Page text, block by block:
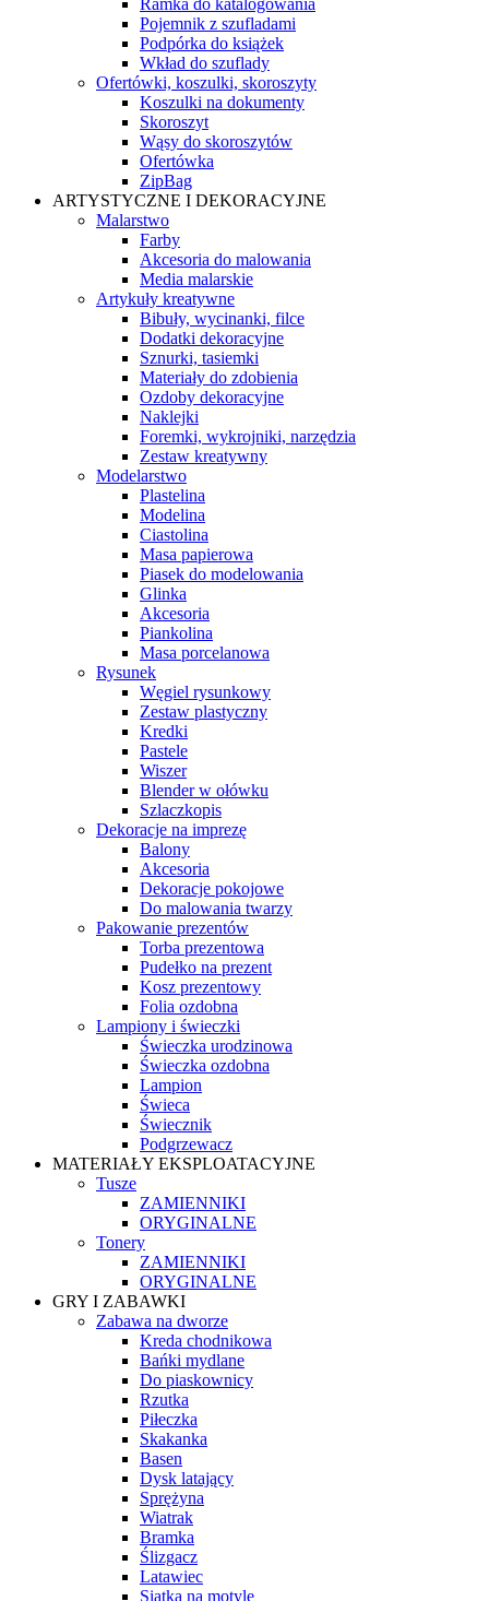
Ramka do katalogowania
Pojemnik z szufladami
Podpórka do książek
Wkład do szuflady
Ofertówki, koszulki, skoroszyty
Koszulki na dokumenty
Skoroszyt
Wąsy do skoroszytów
Ofertówka
ZipBag
ARTYSTYCZNE I DEKORACYJNE
Malarstwo
Farby
Akcesoria do malowania
Media malarskie
Artykuły kreatywne
Bibuły, wycinanki, filce
Dodatki dekoracyjne
Sznurki, tasiemki
Materiały do zdobienia
Ozdoby dekoracyjne
Naklejki
Foremki, wykrojniki, narzędzia
Zestaw kreatywny
Modelarstwo
Plastelina
Modelina
Ciastolina
Masa papierowa
Piasek do modelowania
Glinka
Akcesoria
Piankolina
Masa porcelanowa
Rysunek
Węgiel rysunkowy
Zestaw plastyczny
Kredki
Pastele
Wiszer
Blender w ołówku
Szlaczkopis
Dekoracje na imprezę
Balony
Akcesoria
Dekoracje pokojowe
Do malowania twarzy
Pakowanie prezentów
Torba prezentowa
Pudełko na prezent
Kosz prezentowy
Folia ozdobna
Lampiony i świeczki
Świeczka urodzinowa
Świeczka ozdobna
Lampion
Świeca
Świecznik
Podgrzewacz
MATERIAŁY EKSPLOATACYJNE
Tusze
ZAMIENNIKI
ORYGINALNE
Tonery
ZAMIENNIKI
ORYGINALNE
GRY I ZABAWKI
Zabawa na dworze
Kreda chodnikowa
Bańki mydlane
Do piaskownicy
Rzutka
Piłeczka
Skakanka
Basen
Dysk latający
Sprężyna
Wiatrak
Bramka
Ślizgacz
Latawiec
Siatka na motyle